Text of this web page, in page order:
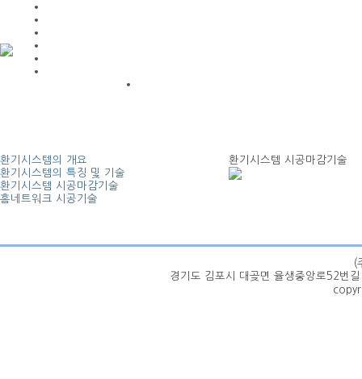
환기시스템의 개요
환기시스템의 특징 및 기술
환기시스템 시공마감기술
홈네트워크 시공기술
환기시스템 시공마감기술
(
경기도 김포시 대곶면 율생중앙로52